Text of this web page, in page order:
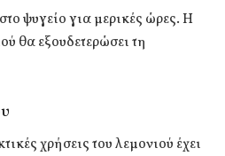
ψυγείο για μερικές ώρες. Η
θα εξουδετερώσει τη
χρήσεις του λεμονιού έχει